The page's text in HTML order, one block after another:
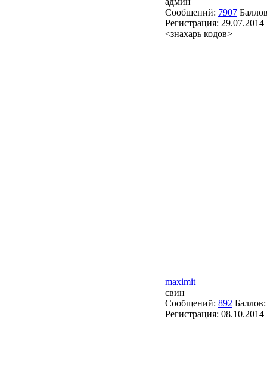
Сообщений: 7907
Регистрация: 29.07.2014
<знахарь кодов>
maximit
свин
Сообщений: 892
Регистрация: 08.10.2014